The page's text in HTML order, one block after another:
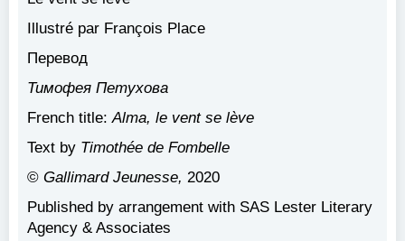
Illustré par François Place
Перевод
Тимофея Петухова
French title: Alma, le vent se lève
Text by Timothée de Fombelle
© Gallimard Jeunesse, 2020
Published by arrangement with SAS Lester Literary
Agency & Associates